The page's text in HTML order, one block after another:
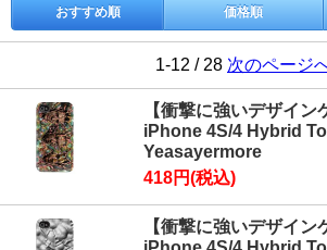
おすすめ順 価格順
1-12 / 28 次のページ
【衝撃に強いデザイン
iPhone 4S/4 Hybrid
Yeasayermore
418円(税込)
【衝撃に強いデザイン